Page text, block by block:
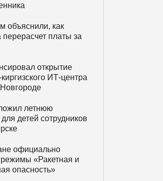
объяснили, как
перерасчет платы за
открытие
ИТ-центра
летнюю
для детей сотрудников
официально
«Ракетная и
опасность»